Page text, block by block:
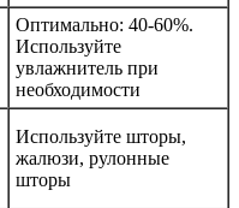
Оптимально: 40-60%.
Используйте
увлажнитель при
необходимости
Используйте шторы,
жалюзи, рулонные
шторы